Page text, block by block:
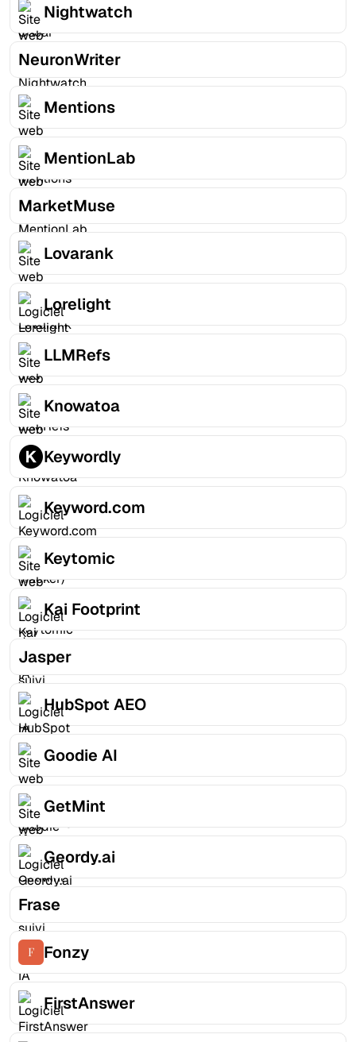
Nightwatch
NeuronWriter
Mentions
MentionLab
MarketMuse
Lovarank
Lorelight
LLMRefs
Knowatoa
Keywordly
Keyword.com
Keytomic
Kai Footprint
Jasper
HubSpot AEO
Goodie AI
GetMint
Geordy.ai
Frase
Fonzy
FirstAnswer